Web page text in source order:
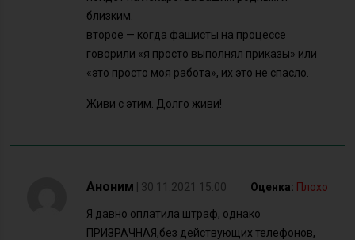
близким.
второе — когда фашисты на процессе
говорили «я просто выполнял приказы» или
«это просто моя работа», их это не спасло.
Живи с этим. Долго живи!
Аноним | 30.11.2021 15:00 Оценка: Плохо
Я давно оплатила штраф, однако
ПРИЗРАЧНАЯ,без действующих телефонов,